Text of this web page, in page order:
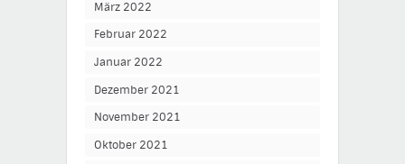
März 2022
Februar 2022
Januar 2022
Dezember 2021
November 2021
Oktober 2021